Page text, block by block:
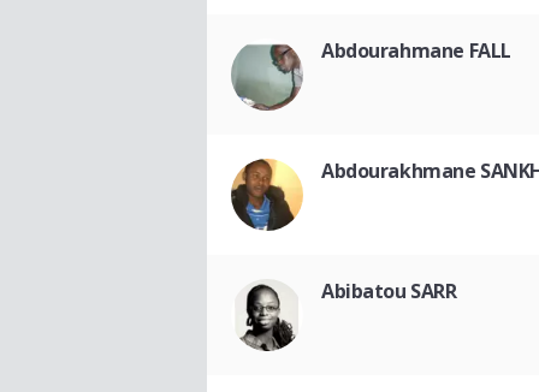
Abdourahmane FALL
Abdourakhmane
Abibatou SARR